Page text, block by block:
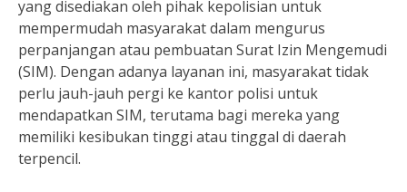
yang disediakan oleh pihak kepolisian untuk
mempermudah masyarakat dalam mengurus
perpanjangan atau pembuatan Surat Izin Mengemudi
(SIM). Dengan adanya layanan ini, masyarakat tidak
perlu jauh-jauh pergi ke kantor polisi untuk
mendapatkan SIM, terutama bagi mereka yang
memiliki kesibukan tinggi atau tinggal di daerah
terpencil.